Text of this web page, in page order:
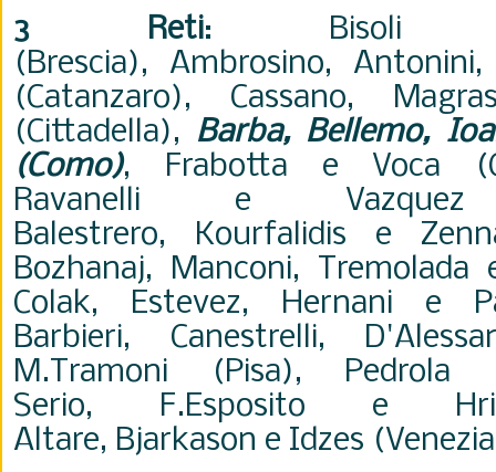
3 Reti:
(Brescia), Ambrosino,
(Catanzaro), Cassano,
(Cittadella), Barba, Bellemo, I
(Como), Frabotta e Voca
Ravanelli e Vazquez
Balestrero, Kourfalidis e
Bozhanaj, Manconi, Tremolada
Colak, Estevez, Hernani e
Barbieri,
Canestrelli,
M.Tramoni (Pisa), Pedrola
Serio, F.Esposito e
Altare, Bjarkason e Idzes